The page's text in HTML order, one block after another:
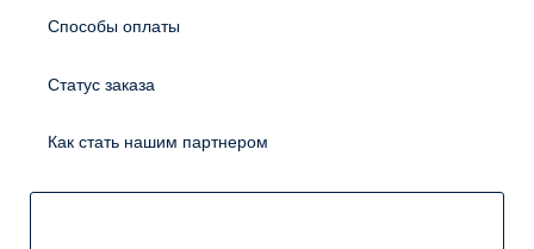
Способы оплаты
Статус заказа
Как стать нашим партнером